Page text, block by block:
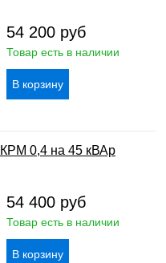
54 200 руб
Товар есть в наличии
0,4 на 45 кВАр
54 400 руб
Товар есть в наличии